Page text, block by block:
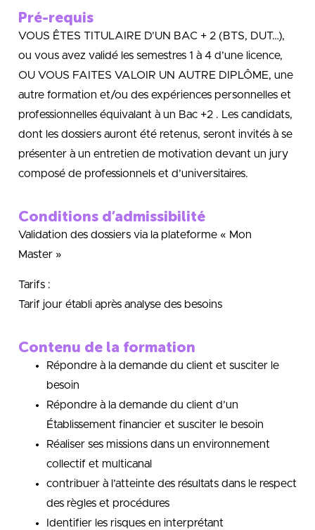
Pré-requis
VOUS ÊTES TITULAIRE D’UN BAC + 2 (BTS, DUT…),
ou vous avez validé les semestres 1 à 4 d’une licence,
OU VOUS FAITES VALOIR UN AUTRE DIPLÔME, une
autre formation et/ou des expériences personnelles et
professionnelles équivalant à un Bac +2 . Les candidats,
dont les dossiers auront été retenus, seront invités à se
présenter à un entretien de motivation devant un jury
composé de professionnels et d’universitaires.
Conditions d’admissibilité
Validation des dossiers via la plateforme « Mon
Master »
Tarifs :
Tarif jour établi après analyse des besoins
Contenu de la formation
Répondre à la demande du client et susciter le
besoin
Répondre à la demande du client d’un
Établissement financier et susciter le besoin
Réaliser ses missions dans un environnement
collectif et multicanal
contribuer à l’atteinte des résultats dans le respect
des règles et procédures
Identifier les risques en interprétant